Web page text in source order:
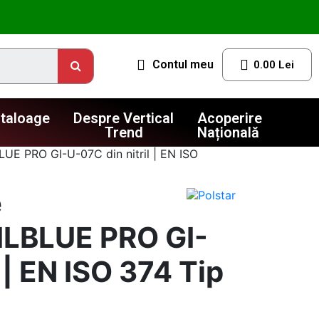
Contul meu 0.00 Lei
Despre Vertical
Trend
Acoperire
Națională
PRO GI-U-07C din nitril | EN ISO
PRO GI-
ISO 374 Tip